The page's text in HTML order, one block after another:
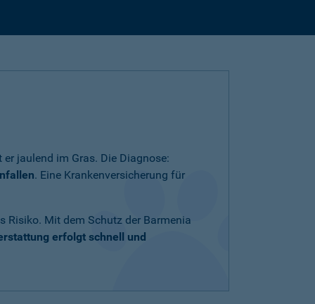
jaulend im Gras. Die Diagnose:
. Eine Krankenversicherung für
Risiko. Mit dem Schutz der Barmenia
erfolgt schnell und